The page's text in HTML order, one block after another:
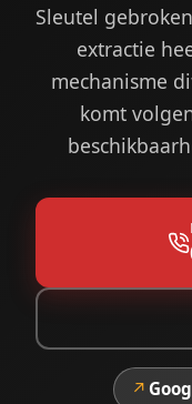
Sleutel
extractie
mechanisme
komt
↗